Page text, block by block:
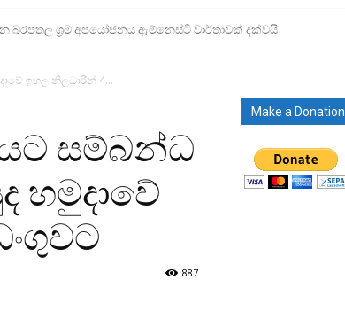
ශ්‍රම අපයෝජනය ඇම්නෙස්ටි වාර්තාවක් දක්වයි
ඉහල නිලධාරීන් 4...
සම්බන්ධ
887
Make a Donation